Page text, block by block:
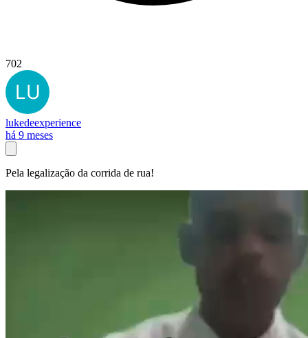
702
lukedeexperience
há 9 meses
Pela legalização da corrida de rua!